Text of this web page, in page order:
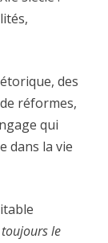
des
réformes,
qui
dans la vie
toujours le